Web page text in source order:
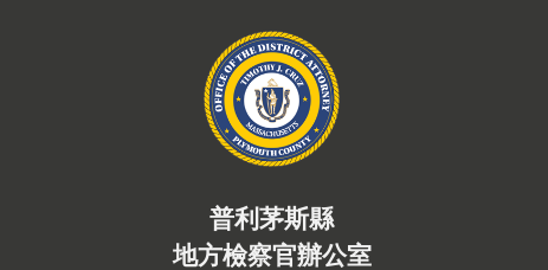
普利茅斯縣
地方檢察官辦公室